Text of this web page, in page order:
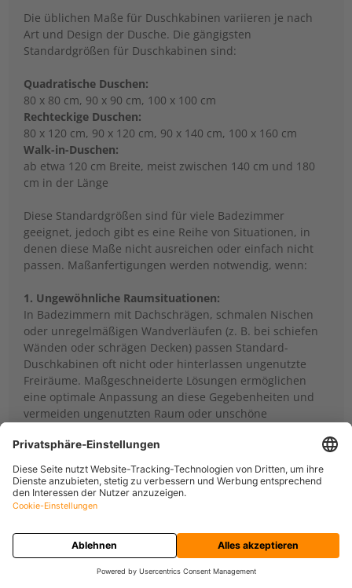
Die üblichen Maße für Duschkabinen variieren je nach
Art und Design der Dusche. Die gängigsten
Standardgrößen für Duschkabinen sind:
Quadratische Duschen:
80 x 80 cm, 90 x 90 cm, 100 x 100 cm
Rechteckige Duschen:
80 x 120 cm, 90 x 120 cm, 90 x 140 cm, 100 x 160 cm
Walk-in-Duschen:
ab etwa 120 cm Breite, meist zwischen 140 cm und 180
cm in der Länge
Diese Standardgrößen sind für viele Badezimmer
geeignet, jedoch gibt es eine Reihe von Situationen, in
denen diese Maße nicht ausreichen oder einfach nicht
passen. Maßanfertigungen werden notwendig, wenn:
1. Ungewöhnliche Raumsituationen:
In Badezimmern mit Dachschrägen, schmalen Nischen
oder unregelmäßigen Wandverläufen (z. B. bei schiefen
Wänden oder schrägen Decken) passen Standard-
Duschkabinen oft nicht oder hinterlassen ungenutzte
Freiräume. Maßgeschneiderte Lösungen ermöglichen
eine optimale Anpassung an diese Gegebenheiten und
vermeiden ungenutzten Raum oder unschöne
2. Kleine oder sehr große Räume:
In sehr kleinen Badezimmern kann es notwendig sein,
die Duschkabine exakt an die verfügbare Fläche
anzupassen, um den Raum bestmöglich zu nutzen.
Duschen, die mit Standardgrößen nicht ausreichen. Hier
sorgt eine Maßanfertigung für eine Dusche, die die
gewünschte Größe und Form hat und gleichzeitig